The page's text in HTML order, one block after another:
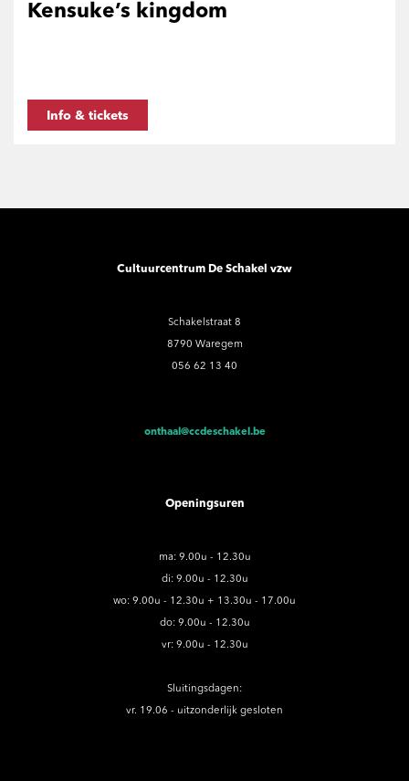
Kensuke’s kingdom
Info & tickets
Cultuurcentrum De Schakel vzw
Schakelstraat 8
8790 Waregem
056 62 13 40
onthaal@ccdeschakel.be
Openingsuren
ma: 9.00u - 12.30u
di: 9.00u - 12.30u
wo: 9.00u - 12.30u + 13.30u - 17.00u
do: 9.00u - 12.30u
vr: 9.00u - 12.30u
Sluitingsdagen:
vr. 19.06 - uitzonderlijk gesloten